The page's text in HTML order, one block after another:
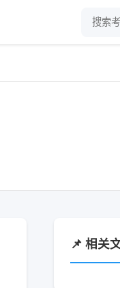
📌 相关